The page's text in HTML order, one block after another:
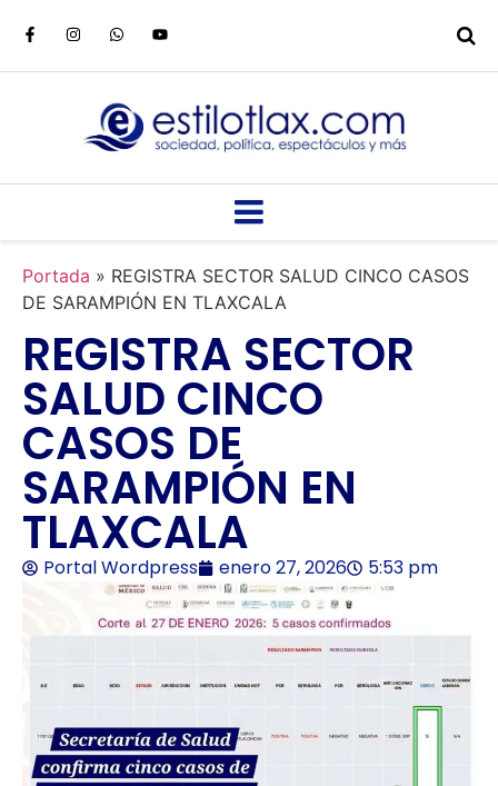
Portada » REGISTRA SECTOR SALUD CINCO CASOS
DE SARAMPIÓN EN TLAXCALA
REGISTRA SECTOR
SALUD CINCO
CASOS DE
SARAMPIÓN EN
TLAXCALA
Portal Wordpress enero 27, 2026 5:53 pm